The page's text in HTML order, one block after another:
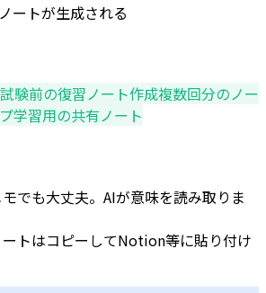
ートが生成される
試験前の復習ノート作成複数回分のノー
学習用の共有ノート
でも大丈夫。AIが意味を読み取りま
トはコピーしてNotion等に貼り付け